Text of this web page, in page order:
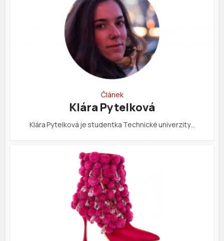
Článek
Klára Pytelková
Klára Pytelková je studentka Technické univerzity…